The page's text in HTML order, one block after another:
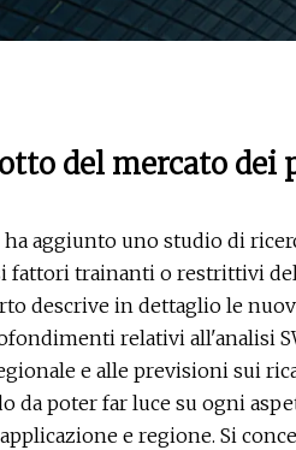
del mercato dei
aggiunto uno studio di
fattori trainanti o restrittivi
descrive in dettaglio le
relativi all'analisi
e alle previsioni sui
da poter far luce su ogni
e regione. Si